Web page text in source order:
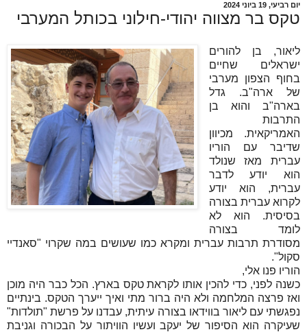
יום רביעי, 19 ביוני 2024
טקס בר מצווה יהודי-חילוני בכותל המערבי
ליאור, בן להורים
ישראלים שחיים
בחוף הצפון מערבי
של ארה"ב. גדל
בארה"ב והוא בן
התרבות
האמריקאית. מכיוון
שדיבר עם הוריו
עברית מאז שנולד
הוא יודע לדבר
עברית, הוא יודע
לקרוא עברית בצורה
בסיסית. הוא לא
לומד בצורה
מסודרת תרבות עברית ומקרא כמו שעושים במה שקרוי "סאנדיי
סקול".
הוריו פנו אלי,
כשנה לפני, כדי להכין אותו לקראת טקס בארץ. הכל כבר היה מוכן
ואז פרצה המלחמה ולא היה ברור מתי ואיך ייערך הטקס. בינתיים
נפגשתי עם ליאור בווידאו בצורה עיתית, עבדנו על פרשת "תולדות"
שעיקרה הוא הסיפור של יעקב ועשיו הוויתור על הבכורה וגניבת